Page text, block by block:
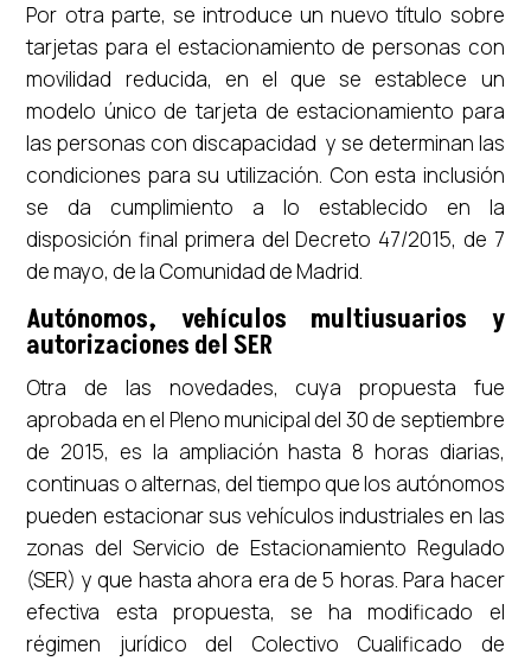
Por otra parte, se introduce un nuevo título sobre
tarjetas para el estacionamiento de personas con
movilidad reducida, en el que se establece un
modelo único de tarjeta de estacionamiento para
las personas con discapacidad y se determinan las
condiciones para su utilización. Con esta inclusión
se da cumplimiento a lo establecido en la
disposición final primera del Decreto 47/2015, de 7
de mayo, de la Comunidad de Madrid.
Autónomos, vehículos multiusuarios y
autorizaciones del SER
Otra de las novedades, cuya propuesta fue
aprobada en el Pleno municipal del 30 de septiembre
de 2015, es la ampliación hasta 8 horas diarias,
continuas o alternas, del tiempo que los autónomos
pueden estacionar sus vehículos industriales en las
zonas del Servicio de Estacionamiento Regulado
(SER) y que hasta ahora era de 5 horas. Para hacer
efectiva esta propuesta, se ha modificado el
régimen jurídico del Colectivo Cualificado de